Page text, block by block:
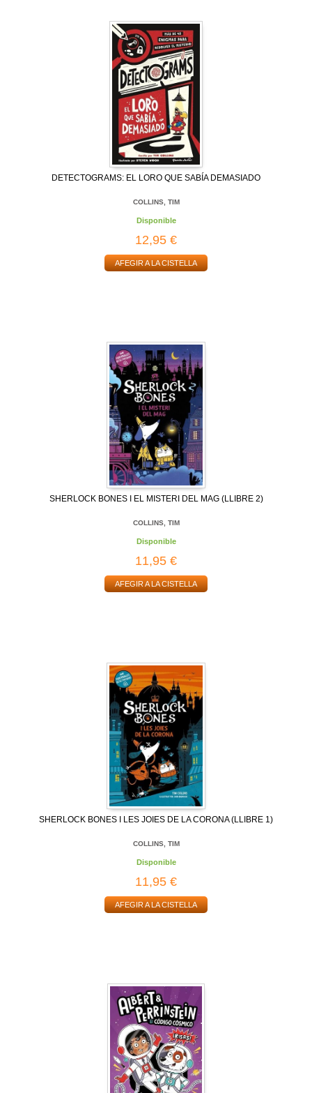
DETECTOGRAMS: EL LORO QUE SABÍA DEMASIADO
COLLINS, TIM
Disponible
12,95 €
AFEGIR A LA CISTELLA
SHERLOCK BONES I EL MISTERI DEL MAG (LLIBRE 2)
COLLINS, TIM
Disponible
11,95 €
AFEGIR A LA CISTELLA
SHERLOCK BONES I LES JOIES DE LA CORONA (LLIBRE 1)
COLLINS, TIM
Disponible
11,95 €
AFEGIR A LA CISTELLA